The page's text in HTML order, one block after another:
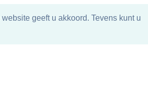
geeft u akkoord. Tevens kunt u